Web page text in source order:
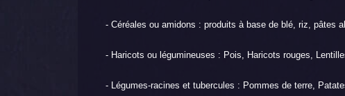
- Céréales ou amidons : produits à base de blé, riz, pâtes
- Haricots ou légumineuses : Pois, Haricots rouges,
- Légumes-racines et tubercules : Pommes de terre,